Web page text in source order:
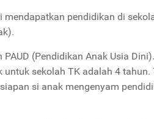
pendidikan di
(Pendidikan Anak Usia
sekolah TK adalah 4
si anak mengenyam